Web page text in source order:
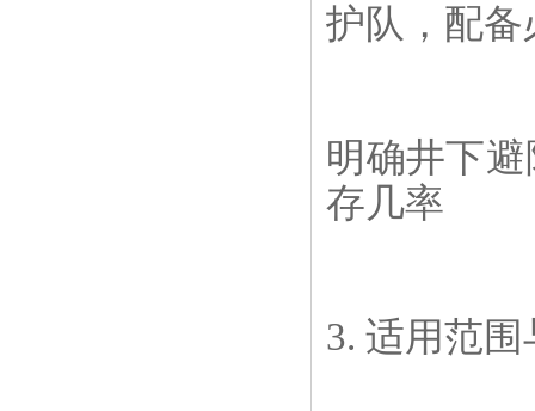
护队，配备
明确井下
存几率
3. 适用范